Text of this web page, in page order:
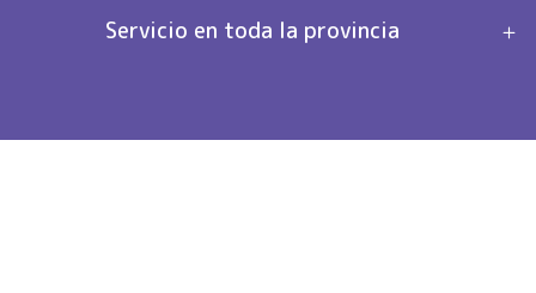
Servicio en toda la provincia